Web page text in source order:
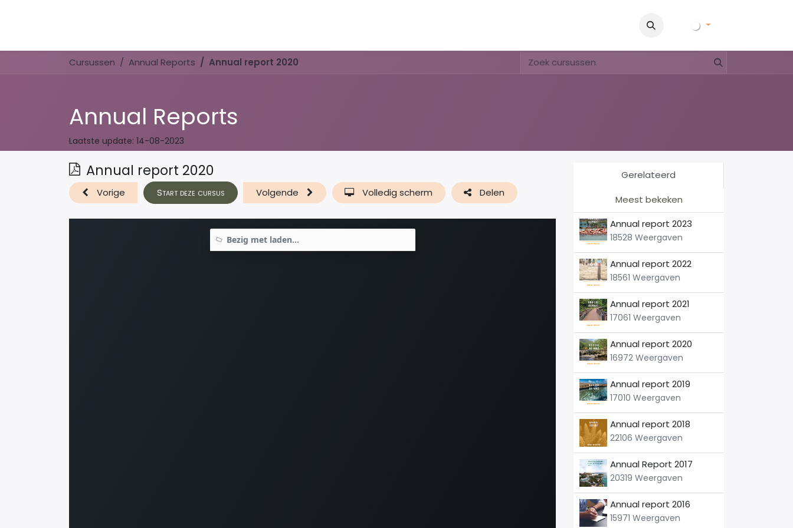
Contact FAQ & Regelementen
Cursussen Annual Reports Annual report 2020
Annual Reports
Laatste update: 14-08-2023
Gerelateerd
Meest bekeken
Annual report 2023
18528 Weergaven
Annual report 2022
18561 Weergaven
Annual report 2021
17061 Weergaven
Annual report 2020
16972 Weergaven
Annual report 2019
17010 Weergaven
Annual report 2018
22106 Weergaven
Annual Report 2017
20319 Weergaven
Annual report 2016
15971 Weergaven
Annual report 2020
Vorige Start deze cursus Volgende Volledig scherm Delen